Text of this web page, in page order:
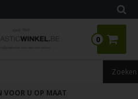
0
VOOR U OP MAAT